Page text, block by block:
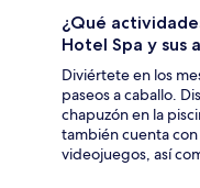
¿Qué
Hotel Spa y sus
Diviértete en los
paseos a caballo.
chapuzón en la
también cuenta con
videojuegos, así